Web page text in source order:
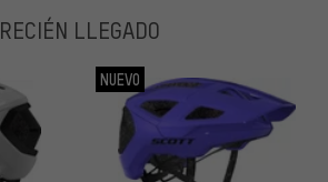
RECIÉN LLEGADO
NUEVO